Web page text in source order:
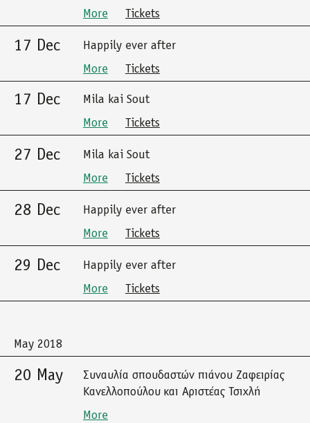
More
Tickets
17 Dec
Happily ever after
More
Tickets
17 Dec
Mila kai Sout
More
Tickets
27 Dec
Mila kai Sout
More
Tickets
28 Dec
Happily ever after
More
Tickets
29 Dec
Happily ever after
More
Tickets
May 2018
20 May
Συναυλία σπουδαστών πιάνου Ζαφειρίας
Κανελλοπούλου και Αριστέας Τσιχλή
More